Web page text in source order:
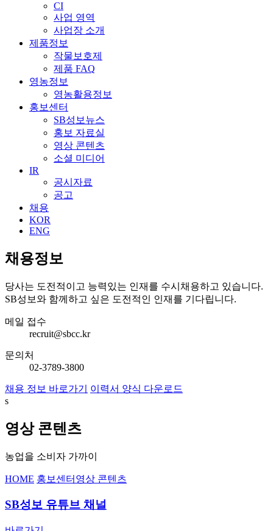
CI
사업 영역
사업장 소개
제품정보
작물보호제
제품 FAQ
영농정보
영농활용정보
홍보센터
SB성보뉴스
홍보 자료실
영상 콘텐츠
소셜 미디어
IR
공시자료
공고
채용
KOR
ENG
채용정보
당사는 도전적이고 능력있는 인재를 수시채용하고 있습니다.
SB성보와 함께하고 싶은 도전적인 인재를 기다립니다.
메일 접수
recruit@sbcc.kr
문의처
02-3789-3800
채용 정보 바로가기
이력서 양식 다운로드
s
영상 콘텐츠
농업을 소비자 가까이
HOME 홍보센터 영상 콘텐츠
SB성보 유튜브 채널